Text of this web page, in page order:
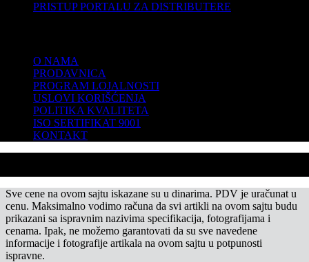
PRISTUP PORTALU ZA DISTRIBUTERE
O NAMA
PRODAVNICA
PROGRAM LOJALNOSTI
USLOVI KORIŠĆENJA
POLITIKA KVALITETA
ISO SERTIFIKAT 9001
KONTAKT
Sve cene na ovom sajtu iskazane su u dinarima. PDV je uračunat u
cenu. Maksimalno vodimo računa da svi artikli na ovom sajtu budu
prikazani sa ispravnim nazivima specifikacija, fotografijama i
cenama. Ipak, ne možemo garantovati da su sve navedene
informacije i fotografije artikala na ovom sajtu u potpunosti
ispravne.